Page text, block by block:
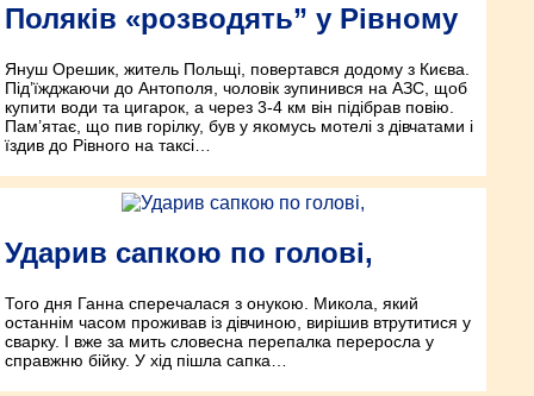
Поляків «розводять” у Рівному
Януш Орешик, житель Польщі, повертався додому з Києва.
Під’їжджаючи до Антополя, чоловік зупинився на АЗС, щоб
купити води та цигарок, а через 3-4 км він підібрав повію.
Пам’ятає, що пив горілку, був у якомусь мотелі з дівчатами і
їздив до Рівного на таксі…
Ударив сапкою по голові,
Того дня Ганна сперечалася з онукою. Микола, який
останнім часом проживав із дівчиною, вирішив втрутитися у
сварку. І вже за мить словесна перепалка переросла у
справжню бійку. У хід пішла сапка…